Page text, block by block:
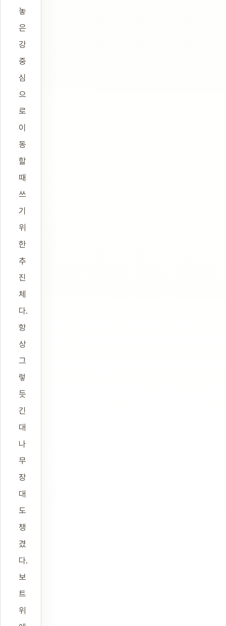
놓
은
강
중
심
으
로
이
동
할
때
쓰
기
위
한
추
진
체
다.
항
상
그
렇
듯
긴
대
나
무
장
대
도
챙
겼
다.
보
트
위